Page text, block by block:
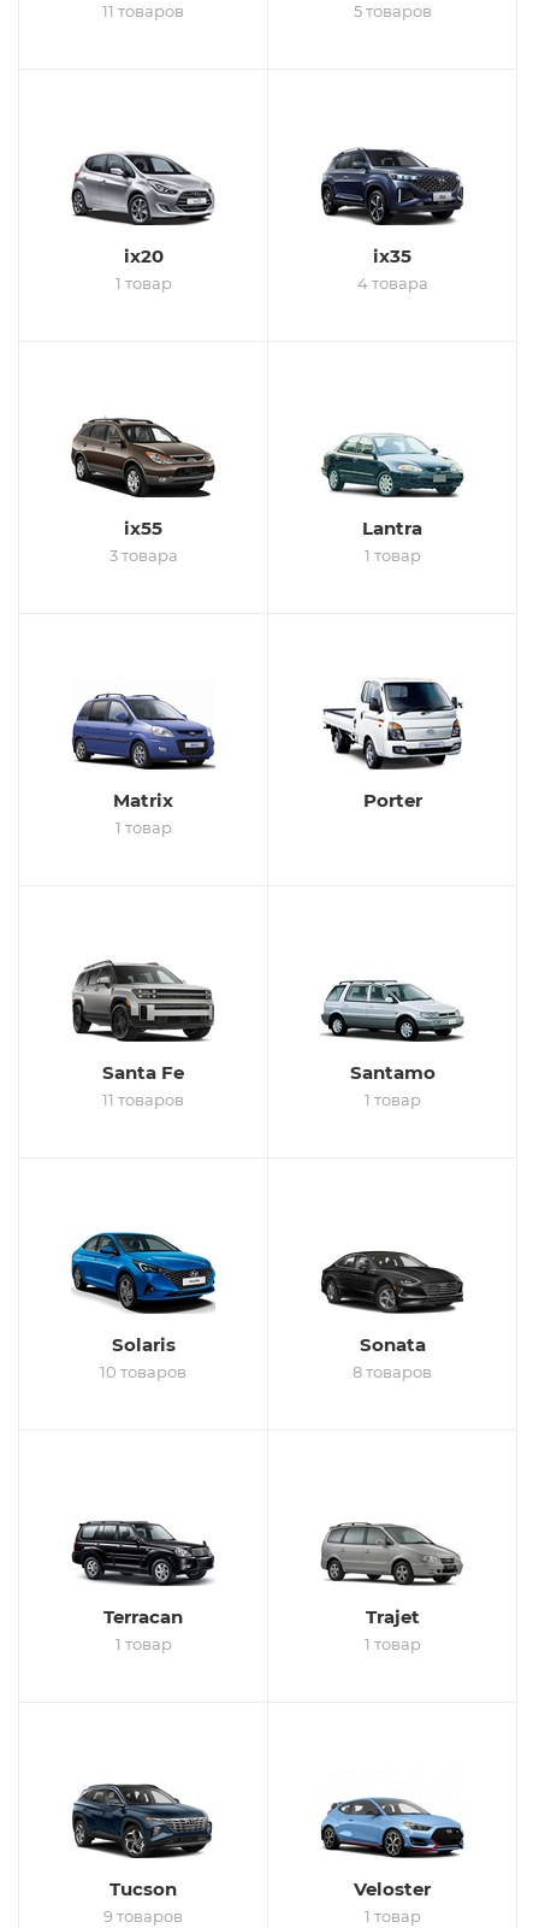
11 товаров 5 товаров
ix20
1 товар
ix35
4 товара
ix55
3 товара
Lantra
1 товар
Matrix
1 товар
Porter
Santa Fe
11 товаров
Santamo
1 товар
Solaris
10 товаров
Sonata
8 товаров
Terracan
1 товар
Trajet
1 товар
Tucson
9 товаров
Veloster
1 товар